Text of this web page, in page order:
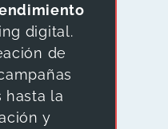
digital.
de
hasta la
y